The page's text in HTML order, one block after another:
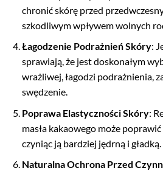
chronić skórę przed
szkodliwym wpływem wolnych
Łagodzenie Podrażnień Skóry:
sprawiają, że jest doskonałym
wrażliwej, łagodzi podrażnienia,
swędzenie.
Poprawa Elastyczności Skóry:
masła kakaowego może
czyniąc ją bardziej jędrną i gładką.
Naturalna Ochrona Przed